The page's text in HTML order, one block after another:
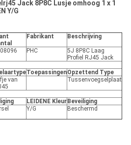
Jack 8P8C Lusje omhoog 1 x 1
Y/G
Fabrikant Beschrijving
PHC
5J 8P8C Laag
Profiel RJ45 Jack
ToepassingenOpzettend Type
van
Tussenvoegselplaat
LEIDENE Kleur Beveiliging
Y/G Beschermd